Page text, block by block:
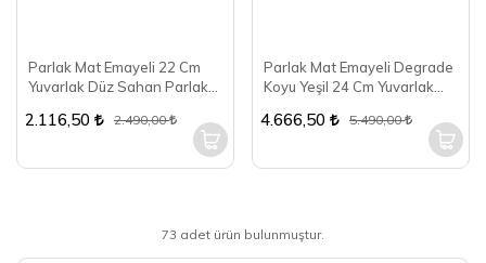
Parlak Mat Emayeli 22 Cm
Yuvarlak Düz Sahan Parlak
2.116,50 2.490,00
Parlak Mat Emayeli Degrade
Koyu Yeşil 24 Cm Yuvarlak
4.666,50 5.490,00
73 adet ürün bulunmuştur.